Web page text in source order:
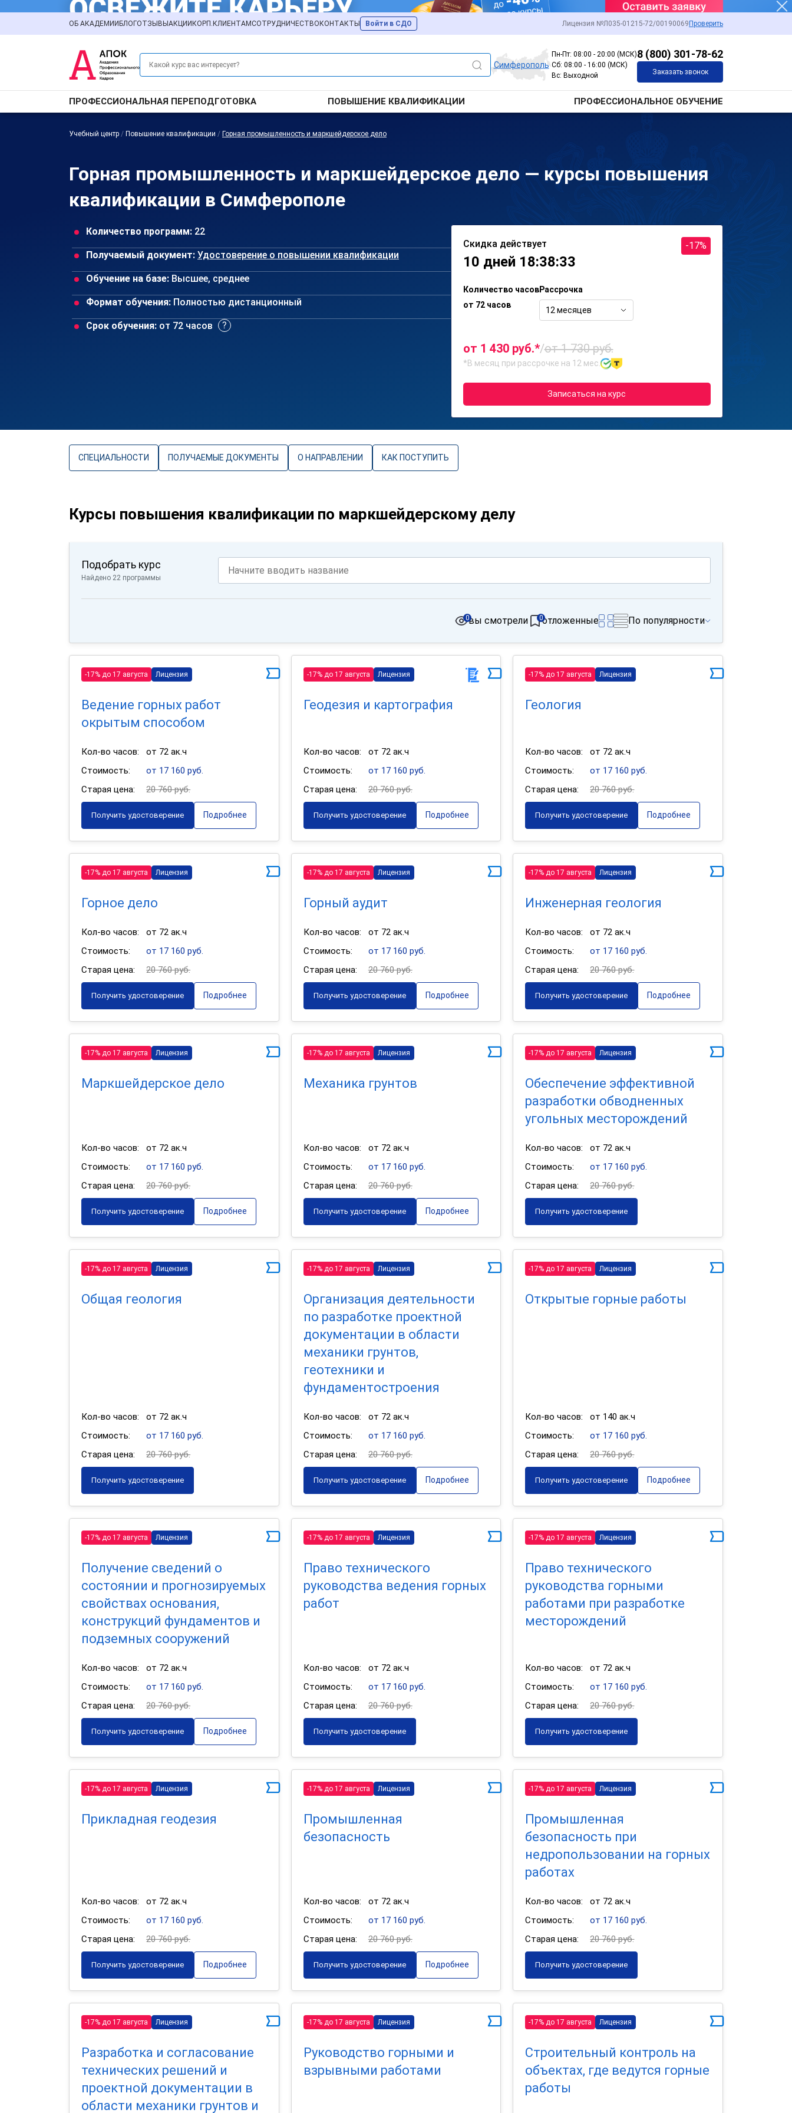
ОБ АКАДЕМИИ БЛОГОТЗЫВЫ АКЦИИ КОРП.КЛИЕНТАМСОТРУДНИЧЕСТВО КОНТАКТЫ Войти в СДО Лицензия №Л035-01215-72/00190069 Проверить
Симферополь
Пн-Пт: 08:00 - 20:00 (МСК)
Сб: 08:00 - 16:00 (МСК)
Вс: Выходной
8 (800) 301-78-62
Заказать звонок
ПРОФЕССИОНАЛЬНАЯ ПЕРЕПОДГОТОВКА ПОВЫШЕНИЕ КВАЛИФИКАЦИИ ПРОФЕССИОНАЛЬНОЕ ОБУЧЕНИЕ
Учебный центр / Повышение квалификации / Горная промышленность и маркшейдерское дело
Горная промышленность и маркшейдерское дело — курсы повышения
квалификации в Симферополе
Количество программ: 22
Получаемый документ: Удостоверение о повышении квалификации
Обучение на базе: Высшее, среднее
Формат обучения: Полностью дистанционный
Срок обучения: от 72 часов
Скидка действует
10 дней 18:38:33
-17%
Количество часов
от 72 часов
Рассрочка
12 месяцев
от 1 430 руб.*/от 1 730 руб.
*В месяц при рассрочке на 12 мес.
Записаться на курс
СПЕЦИАЛЬНОСТИ ПОЛУЧАЕМЫЕ ДОКУМЕНТЫ О НАПРАВЛЕНИИ КАК ПОСТУПИТЬ
Курсы повышения квалификации по маркшейдерскому делу
Подобрать курс
Найдено 22 программы
вы смотрели
0 отложенные
0 По популярности
-17% до 17 августа Лицензия
Ведение горных работ
окрытым способом
Кол-во часов:
от 72 ак.ч
Стоимость:
от 17 160 руб.
Старая цена:
20 760 руб.
Получить удостоверение Подробнее
-17% до 17 августа Лицензия
Геодезия и картография
Кол-во часов:
от 72 ак.ч
Стоимость:
от 17 160 руб.
Старая цена:
20 760 руб.
Получить удостоверение Подробнее
-17% до 17 августа Лицензия
Геология
Кол-во часов:
от 72 ак.ч
Стоимость:
от 17 160 руб.
Старая цена:
20 760 руб.
Получить удостоверение Подробнее
-17% до 17 августа Лицензия
Горное дело
Кол-во часов:
от 72 ак.ч
Стоимость:
от 17 160 руб.
Старая цена:
20 760 руб.
Получить удостоверение Подробнее
-17% до 17 августа Лицензия
Горный аудит
Кол-во часов:
от 72 ак.ч
Стоимость:
от 17 160 руб.
Старая цена:
20 760 руб.
Получить удостоверение Подробнее
-17% до 17 августа Лицензия
Инженерная геология
Кол-во часов:
от 72 ак.ч
Стоимость:
от 17 160 руб.
Старая цена:
20 760 руб.
Получить удостоверение Подробнее
-17% до 17 августа Лицензия
Маркшейдерское дело
Кол-во часов:
от 72 ак.ч
Стоимость:
от 17 160 руб.
Старая цена:
20 760 руб.
Получить удостоверение Подробнее
-17% до 17 августа Лицензия
Механика грунтов
Кол-во часов:
от 72 ак.ч
Стоимость:
от 17 160 руб.
Старая цена:
20 760 руб.
Получить удостоверение Подробнее
-17% до 17 августа Лицензия
Обеспечение эффективной
разработки обводненных
угольных месторождений
Кол-во часов:
от 72 ак.ч
Стоимость:
от 17 160 руб.
Старая цена:
20 760 руб.
Получить удостоверение
-17% до 17 августа Лицензия
Общая геология
Кол-во часов:
от 72 ак.ч
Стоимость:
от 17 160 руб.
Старая цена:
20 760 руб.
Получить удостоверение
-17% до 17 августа Лицензия
Организация деятельности
по разработке проектной
документации в области
механики грунтов,
геотехники и
фундаментостроения
Кол-во часов:
от 72 ак.ч
Стоимость:
от 17 160 руб.
Старая цена:
20 760 руб.
Получить удостоверение Подробнее
-17% до 17 августа Лицензия
Открытые горные работы
Кол-во часов:
от 140 ак.ч
Стоимость:
от 17 160 руб.
Старая цена:
20 760 руб.
Получить удостоверение Подробнее
-17% до 17 августа Лицензия
Получение сведений о
состоянии и прогнозируемых
свойствах основания,
конструкций фундаментов и
подземных сооружений
Кол-во часов:
от 72 ак.ч
Стоимость:
от 17 160 руб.
Старая цена:
20 760 руб.
Получить удостоверение Подробнее
-17% до 17 августа Лицензия
Право технического
руководства ведения горных
работ
Кол-во часов:
от 72 ак.ч
Стоимость:
от 17 160 руб.
Старая цена:
20 760 руб.
Получить удостоверение
-17% до 17 августа Лицензия
Право технического
руководства горными
работами при разработке
месторождений
Кол-во часов:
от 72 ак.ч
Стоимость:
от 17 160 руб.
Старая цена:
20 760 руб.
Получить удостоверение
-17% до 17 августа Лицензия
Прикладная геодезия
Кол-во часов:
от 72 ак.ч
Стоимость:
от 17 160 руб.
Старая цена:
20 760 руб.
Получить удостоверение Подробнее
-17% до 17 августа Лицензия
Промышленная
безопасность
Кол-во часов:
от 72 ак.ч
Стоимость:
от 17 160 руб.
Старая цена:
20 760 руб.
Получить удостоверение Подробнее
-17% до 17 августа Лицензия
Промышленная
безопасность при
недропользовании на горных
работах
Кол-во часов:
от 72 ак.ч
Стоимость:
от 17 160 руб.
Старая цена:
20 760 руб.
Получить удостоверение
-17% до 17 августа Лицензия
Разработка и согласование
технических решений и
проектной документации в
области механики грунтов и
-17% до 17 августа Лицензия
Руководство горными и
взрывными работами
-17% до 17 августа Лицензия
Строительный контроль на
объектах, где ведутся горные
работы